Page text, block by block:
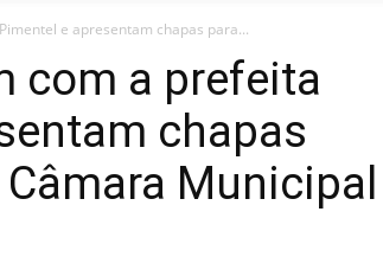
e apresentam chapas para...
com a prefeita
chapas
Municipal